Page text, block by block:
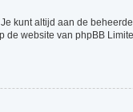
kunt altijd aan de
website van phpBB